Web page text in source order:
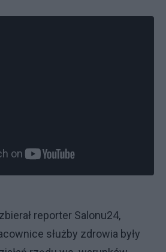
reporter Salonu24,
służby zdrowia były